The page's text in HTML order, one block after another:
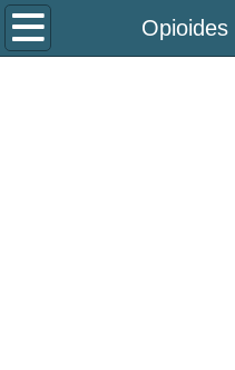
Opioides
Home